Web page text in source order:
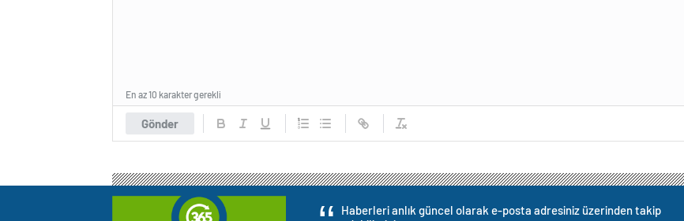
Gönder
En az 10 karakter gerekli
Haberleri anlık güncel olarak e-posta adresiniz üzerinden takip